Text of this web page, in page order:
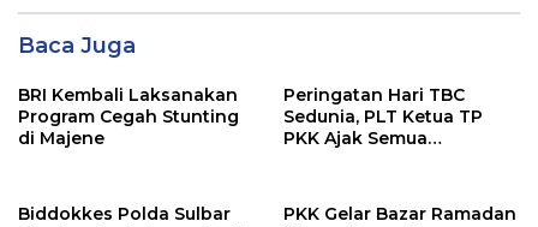
Baca Juga
BRI Kembali Laksanakan
Program Cegah Stunting
di Majene
Peringatan Hari TBC
Sedunia, PLT Ketua TP
PKK Ajak Semua
Biddokkes Polda Sulbar
PKK Gelar Bazar Ramadan